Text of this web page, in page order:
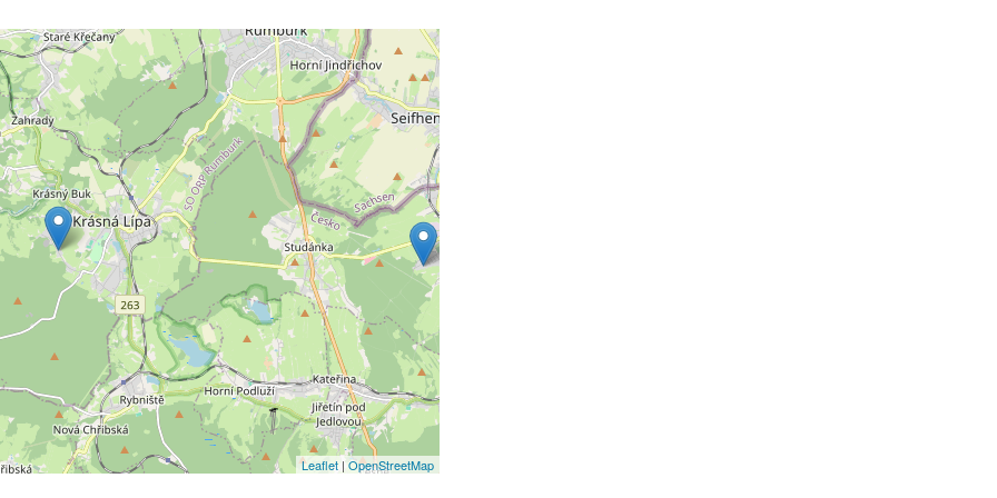
Leaflet| OpenStreetMap